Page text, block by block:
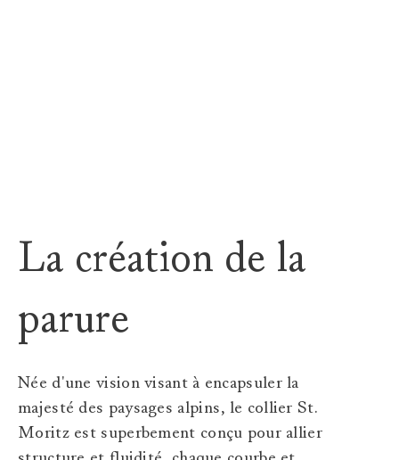
La création de la
parure
Née d'une vision visant à encapsuler la
majesté des paysages alpins, le collier St.
Moritz est superbement conçu pour allier